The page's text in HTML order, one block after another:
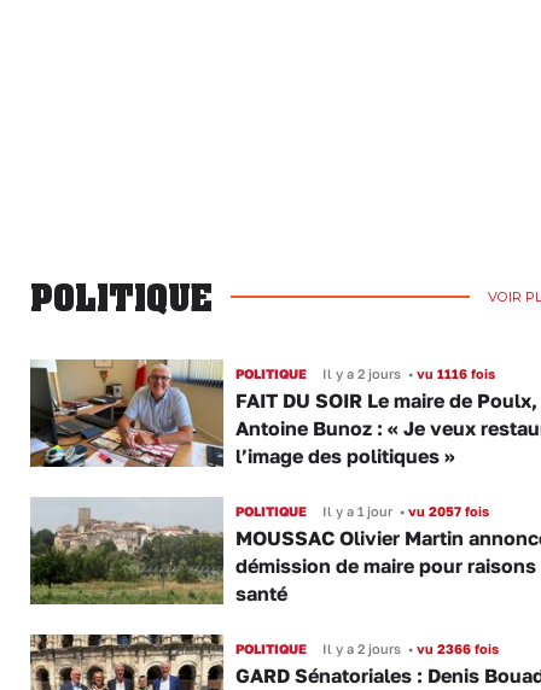
POLITIQUE VOIR
POLITIQUE Il y a 2 jours •vu 1116 fois
FAIT DU SOIR Le maire de
Antoine Bunoz : « Je veux
l’image des politiques »
POLITIQUE Il y a 1 jour •vu 2057 fois
MOUSSAC Olivier Martin
démission de maire pour raisons
santé
POLITIQUE Il y a 2 jours •vu 2366 fois
GARD Sénatoriales : Denis